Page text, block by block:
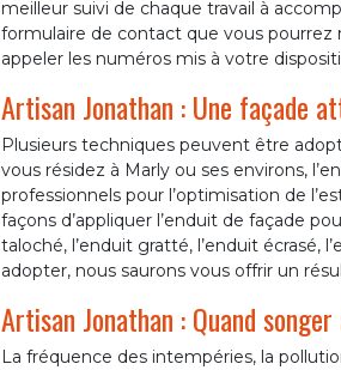
meilleur suivi de chaque travail à
formulaire de contact que vous
appeler les numéros mis à votre
Artisan Jonathan : Une façade
Plusieurs techniques peuvent être
vous résidez à Marly ou ses environs,
professionnels pour l’optimisation de
façons d’appliquer l’enduit de façade
taloché, l’enduit gratté, l’enduit écrasé,
adopter, nous saurons vous offrir un
Artisan Jonathan : Quand
La fréquence des intempéries, la